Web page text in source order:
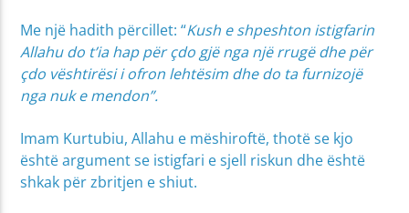
Me një hadith përcillet: “Kush e shpeshton istigfarin
Allahu do t’ia hap për çdo gjë nga një rrugë dhe për
çdo vështirësi i ofron lehtësim dhe do ta furnizojë
nga nuk e mendon”.
Imam Kurtubiu, Allahu e mëshiroftë, thotë se kjo
është argument se istigfari e sjell riskun dhe është
shkak për zbritjen e shiut.